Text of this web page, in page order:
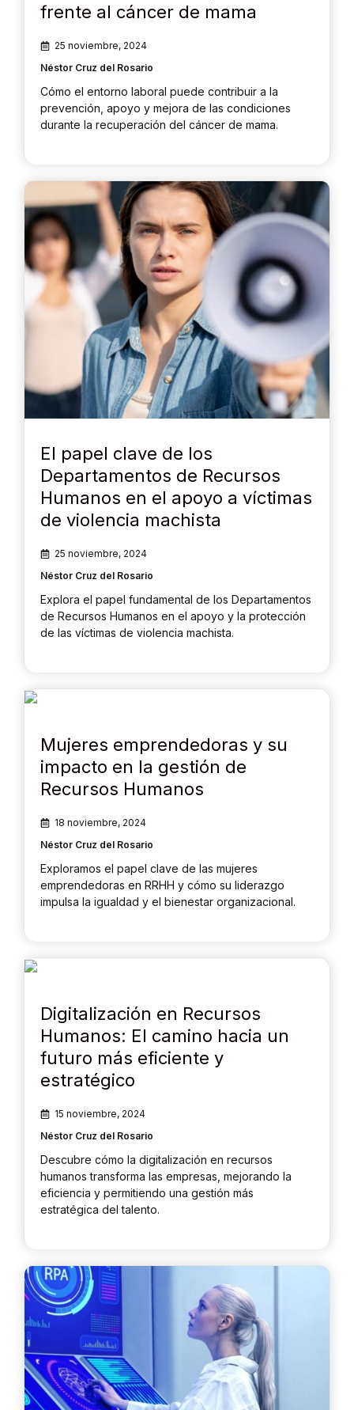
frente al cáncer de mama
25 noviembre, 2024
Néstor Cruz del Rosario
Cómo el entorno laboral puede contribuir a la
prevención, apoyo y mejora de las condiciones
durante la recuperación del cáncer de mama.
El papel clave de los
Departamentos de Recursos
Humanos en el apoyo a víctimas
de violencia machista
25 noviembre, 2024
Néstor Cruz del Rosario
Explora el papel fundamental de los Departamentos
de Recursos Humanos en el apoyo y la protección
de las víctimas de violencia machista.
Mujeres emprendedoras y su
impacto en la gestión de
Recursos Humanos
18 noviembre, 2024
Néstor Cruz del Rosario
Exploramos el papel clave de las mujeres
emprendedoras en RRHH y cómo su liderazgo
impulsa la igualdad y el bienestar organizacional.
Digitalización en Recursos
Humanos: El camino hacia un
futuro más eficiente y
estratégico
15 noviembre, 2024
Néstor Cruz del Rosario
Descubre cómo la digitalización en recursos
humanos transforma las empresas, mejorando la
eficiencia y permitiendo una gestión más
estratégica del talento.